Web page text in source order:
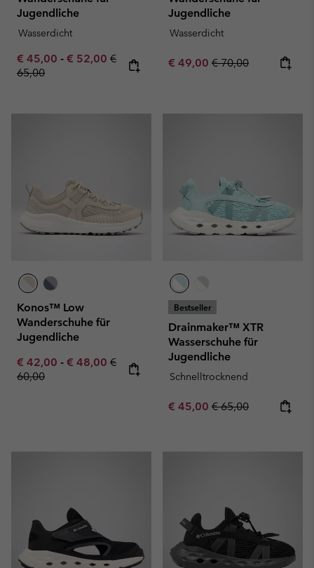
Jugendliche
Wasserdicht
Minimum sale price:
€ 45,00 - Maximum sale price:
€ 52,00 Regular price:
€
65,00
Jugendliche
Wasserdicht
Sale price:
€ 49,00 Regular price:
€ 70,00
Konos™ Low
Wanderschuhe für
Jugendliche
Minimum sale price:
€ 42,00 - Maximum sale price:
€ 48,00 Regular price:
€
60,00
Bestseller
Drainmaker™ XTR
Wasserschuhe für
Jugendliche
Schnelltrocknend
Sale price:
€ 45,00 Regular price:
€ 65,00